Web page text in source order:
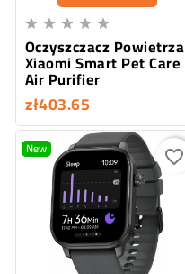
    
Oczyszczacz Powietrza
Xiaomi Smart Pet Care
Air Purifier
zł403.65
New favorite_border